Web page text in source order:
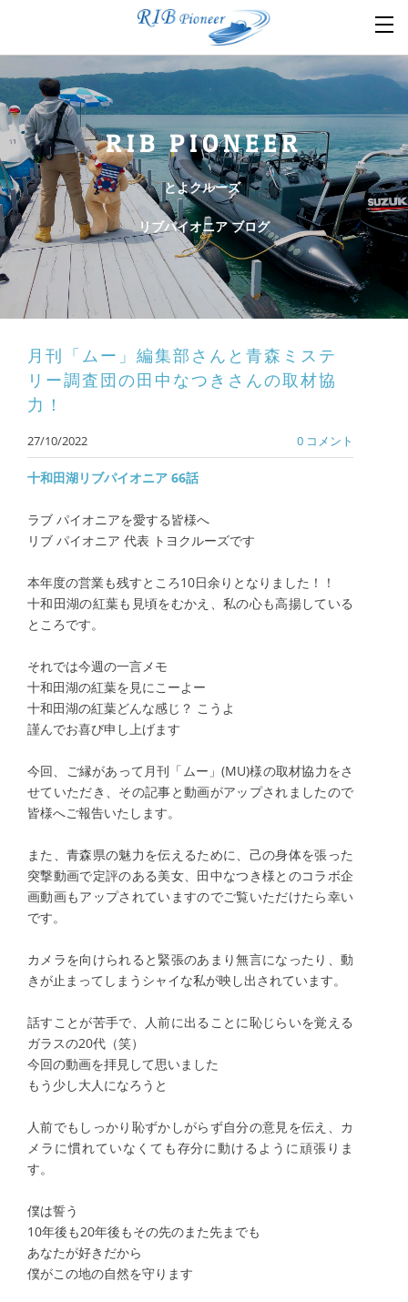
RIB PIONEER
とよクルーズ
リブパイオニア ブログ
月刊「ムー」編集部さんと青森ミステ
リー調査団の田中なつきさんの取材協
力！
27/10/2022 0 コメント
十和田湖リブパイオニア 66話
ラブ パイオニアを愛する皆様へ
リブ パイオニア 代表 トヨクルーズです
本年度の営業も残すところ10日余りとなりました！！
十和田湖の紅葉も見頃をむかえ、私の心も高揚している
ところです。
それでは今週の一言メモ
十和田湖の紅葉を見にこーよー
十和田湖の紅葉どんな感じ？ こうよ
謹んでお喜び申し上げます
今回、ご縁があって月刊「ムー」(MU)様の取材協力をさ
せていただき、その記事と動画がアップされましたので
皆様へご報告いたします。
また、青森県の魅力を伝えるために、己の身体を張った
突撃動画で定評のある美女、田中なつき様とのコラボ企
画動画もアップされていますのでご覧いただけたら幸い
です。
カメラを向けられると緊張のあまり無言になったり、動
きが止まってしまうシャイな私が映し出されています。
話すことが苦手で、人前に出ることに恥じらいを覚える
ガラスの20代（笑）
今回の動画を拝見して思いました
もう少し大人になろうと
人前でもしっかり恥ずかしがらず自分の意見を伝え、カ
メラに慣れていなくても存分に動けるように頑張りま
す。
僕は誓う
10年後も20年後もその先のまた先までも
あなたが好きだから
僕がこの地の自然を守ります​